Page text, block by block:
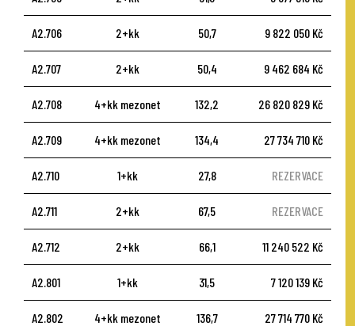
A2.706 2+kk 50,7 9 822 050 Kč
A2.707 2+kk 50,4 9 462 684 Kč
A2.708 4+kk mezonet 132,2 26 820 829 Kč
A2.709 4+kk mezonet 134,4 27 734 710 Kč
A2.710 1+kk 27,8 REZERVACE
A2.711 2+kk 67,5 REZERVACE
A2.712 2+kk 66,1 11 240 522 Kč
A2.801 1+kk 31,5 7 120 139 Kč
A2.802 4+kk mezonet 136,7 27 714 770 Kč